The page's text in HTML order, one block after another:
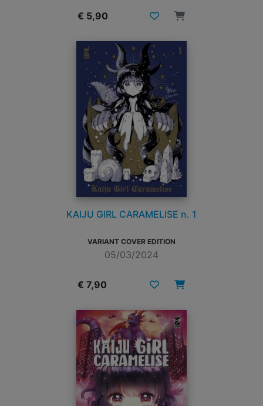
€ 5,90
KAIJU GIRL CARAMELISE n. 1
VARIANT COVER EDITION
05/03/2024
€ 7,90